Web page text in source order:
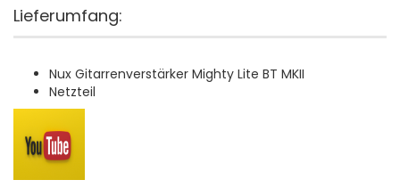
Lieferumfang:
Nux Gitarrenverstärker Mighty Lite BT MKII
Netzteil